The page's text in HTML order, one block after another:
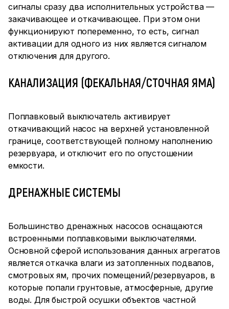
сигналы сразу два исполнительных устройства —
закачивающее и откачивающее. При этом они
функционируют попеременно, то есть, сигнал
активации для одного из них является сигналом
отключения для другого.
КАНАЛИЗАЦИЯ (ФЕКАЛЬНАЯ/СТОЧНАЯ ЯМА)
Поплавковый выключатель активирует
откачивающий насос на верхней установленной
границе, соответствующей полному наполнению
резервуара, и отключит его по опустошении
емкости.
ДРЕНАЖНЫЕ СИСТЕМЫ
Большинство дренажных насосов оснащаются
встроенными поплавковыми выключателями.
Основной сферой использования данных агрегатов
является откачка влаги из затопленных подвалов,
смотровых ям, прочих помещений/резервуаров, в
которые попали грунтовые, атмосферные, другие
воды. Для быстрой осушки объектов частной